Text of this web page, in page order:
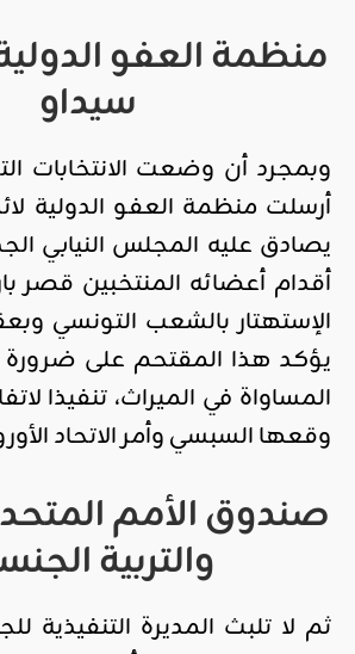
منظمة العفو
سيداو
وبمجرد أن وضعت الانتخابات
أرسلت منظمة العفو الدولية
يصادق عليه المجلس النيابي
أقدام أعضائه المنتخبين قصر
الإستهتار بالشعب التونسي
يؤكد هذا المقتحم على
المساواة في الميراث، تنفيذا
وقعها السبسي وأمر الاتحاد
صندوق الأمم
والتربية
ثم لا تلبث المديرة التنفيذية